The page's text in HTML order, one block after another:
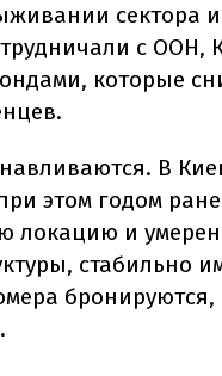
сектора
с ООН,
которые
В
этом годом
локацию и
стабильно